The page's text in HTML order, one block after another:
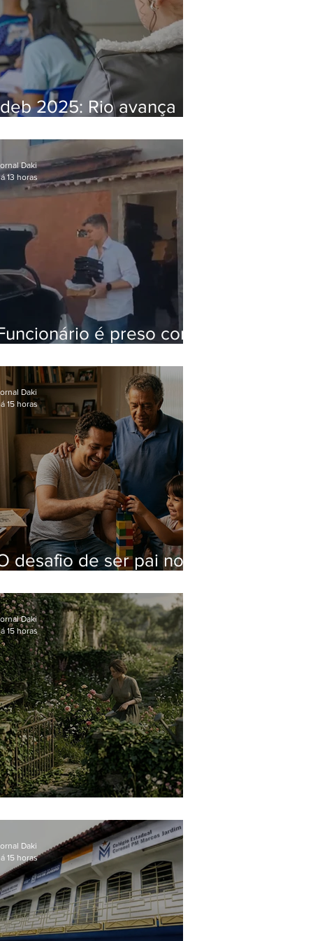
2025: Rio avança
da média nacional
é preso com
Hospital do Andaraí
Daki
13 horas
desafio de ser pai no
Daki
15 horas
Daki
15 horas
Daki
15 horas